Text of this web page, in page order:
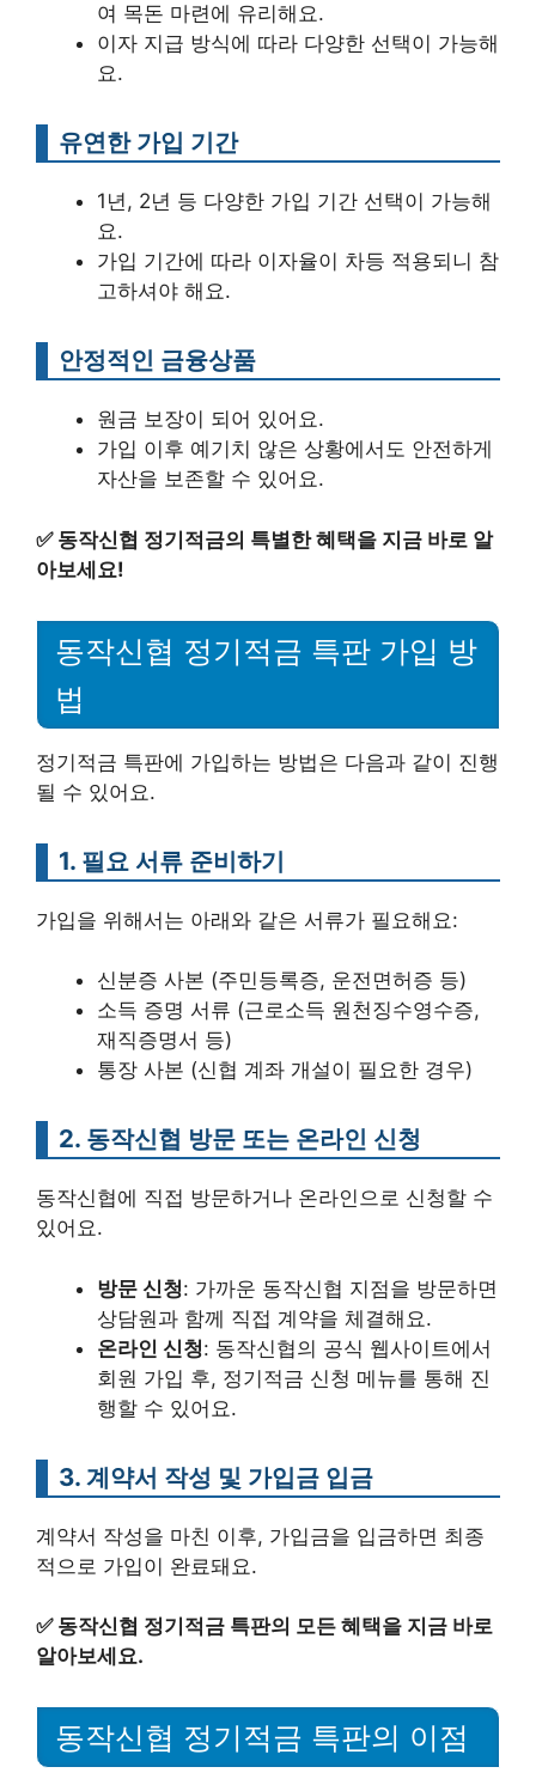
여 목돈 마련에 유리해요.
이자 지급 방식에 따라 다양한 선택이 가능해
요.
유연한 가입 기간
1년, 2년 등 다양한 가입 기간 선택이 가능해
요.
가입 기간에 따라 이자율이 차등 적용되니 참
고하셔야 해요.
안정적인 금융상품
원금 보장이 되어 있어요.
가입 이후 예기치 않은 상황에서도 안전하게
자산을 보존할 수 있어요.
✅ 동작신협 정기적금의 특별한 혜택을 지금 바로 알
아보세요!
동작신협 정기적금 특판 가입 방
법
정기적금 특판에 가입하는 방법은 다음과 같이 진행
될 수 있어요.
1. 필요 서류 준비하기
가입을 위해서는 아래와 같은 서류가 필요해요:
신분증 사본 (주민등록증, 운전면허증 등)
소득 증명 서류 (근로소득 원천징수영수증,
재직증명서 등)
통장 사본 (신협 계좌 개설이 필요한 경우)
2. 동작신협 방문 또는 온라인 신청
동작신협에 직접 방문하거나 온라인으로 신청할 수
있어요.
방문 신청: 가까운 동작신협 지점을 방문하면
상담원과 함께 직접 계약을 체결해요.
온라인 신청: 동작신협의 공식 웹사이트에서
회원 가입 후, 정기적금 신청 메뉴를 통해 진
행할 수 있어요.
3. 계약서 작성 및 가입금 입금
계약서 작성을 마친 이후, 가입금을 입금하면 최종
적으로 가입이 완료돼요.
✅ 동작신협 정기적금 특판의 모든 혜택을 지금 바로
알아보세요.
동작신협 정기적금 특판의 이점